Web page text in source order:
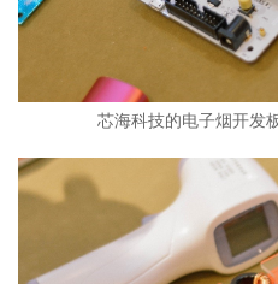
芯海科技的电子烟开发